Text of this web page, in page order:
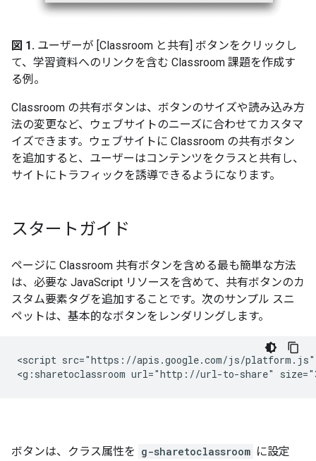
図 1. ユーザーが [Classroom と共有] ボタンをクリックし
て、学習資料へのリンクを含む Classroom 課題を作成す
る例。
Classroom の共有ボタンは、ボタンのサイズや読み込み方
法の変更など、ウェブサイトのニーズに合わせてカスタマ
イズできます。ウェブサイトに Classroom の共有ボタン
を追加すると、ユーザーはコンテンツをクラスと共有し、
サイトにトラフィックを誘導できるようになります。
スタートガイド
ページに Classroom 共有ボタンを含める最も簡単な方法
は、必要な JavaScript リソースを含めて、共有ボタンのカ
スタム要素タグを追加することです。次のサンプル スニ
ペットは、基本的なボタンをレンダリングします。
<script src="https://apis.google.com/js/platform.js"
ボタンは、クラス属性を g-sharetoclassroom に設定